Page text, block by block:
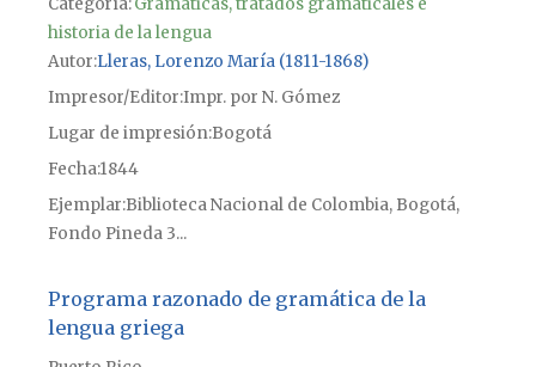
historia de la lengua
Autor Lleras, Lorenzo María (1811-1868)
Impresor/Editor Impr. por N. Gómez
Lugar de impresiónBogotá
Fecha1844
Ejemplar Biblioteca Nacional de Colombia, Bogotá,
Fondo Pineda 3...
Programa razonado de gramática de la
lengua griega